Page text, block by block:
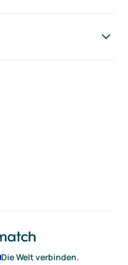
Die Welt verbinden.